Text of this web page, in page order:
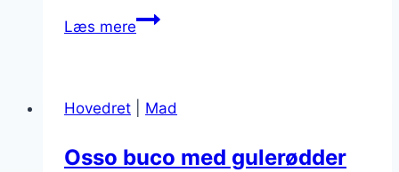
Læs mereOssobuco
kød
Hovedret Mad
Osso buco med gulerødder